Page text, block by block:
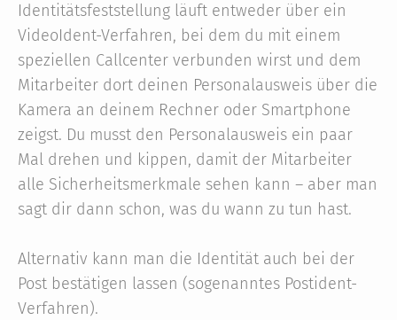
Identitätsfeststellung läuft entweder über ein
VideoIdent-Verfahren, bei dem du mit einem
speziellen Callcenter verbunden wirst und dem
Mitarbeiter dort deinen Personalausweis über die
Kamera an deinem Rechner oder Smartphone
zeigst. Du musst den Personalausweis ein paar
Mal drehen und kippen, damit der Mitarbeiter
alle Sicherheitsmerkmale sehen kann – aber man
sagt dir dann schon, was du wann zu tun hast.
Alternativ kann man die Identität auch bei der
Post bestätigen lassen (sogenanntes Postident-
Verfahren).